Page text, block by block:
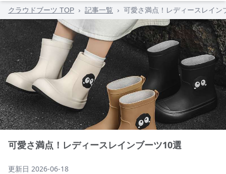
クラウドブーツ TOP › 記事一覧 › 可愛さ満点！レディースレイン
可愛さ満点！レディースレインブーツ10選
更新日 2026-06-18